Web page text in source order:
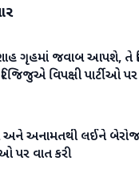
ગૃહમાં જવાબ આપશે, તે
વિપક્ષી પાર્ટીઓ પર
અનામતથી લઈને
પર વાત કરી